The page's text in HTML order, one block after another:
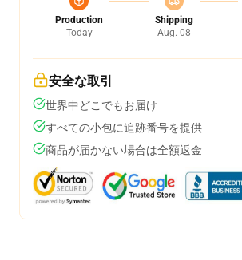
Production
Today
Shipping
Aug. 08
安全な取引
世界中どこでもお届け
すべての小包に追跡番号を提供
商品が届かない場合は全額返金